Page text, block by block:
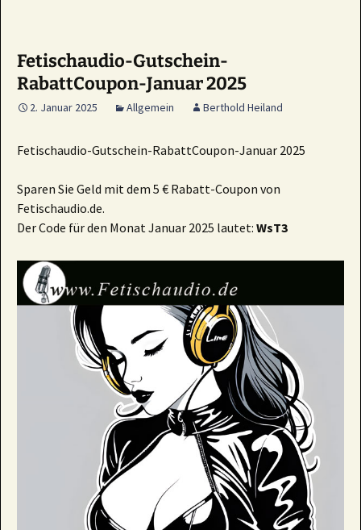
Fetischaudio-Gutschein-
RabattCoupon-Januar 2025
2. Januar 2025 Allgemein Berthold Heiland
Fetischaudio-Gutschein-RabattCoupon-Januar 2025
Sparen Sie Geld mit dem 5 € Rabatt-Coupon von
Fetischaudio.de.
Der Code für den Monat Januar 2025 lautet: WsT3